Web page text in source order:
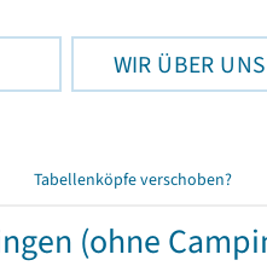
WIR ÜBER UNS
Tabellenköpfe verschoben?
(ohne